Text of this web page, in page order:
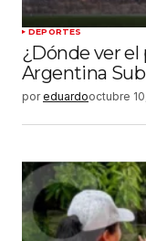
DEPORTES
¿Dónde ver
Argentina
por eduardooctubre